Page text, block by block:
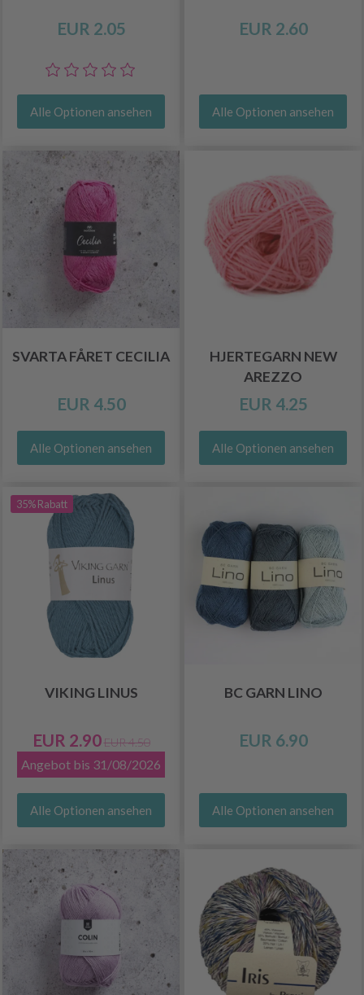
EUR 2.05
Alle Optionen ansehen
EUR 2.60
Alle Optionen ansehen
SVARTA FÅRET CECILIA
EUR 4.50
Alle Optionen ansehen
HJERTEGARN NEW
AREZZO
EUR 4.25
Alle Optionen ansehen
35% Rabatt
VIKING LINUS
EUR 2.90 EUR 4.50
Angebot bis 31/08/2026
Alle Optionen ansehen
BC GARN LINO
EUR 6.90
Alle Optionen ansehen